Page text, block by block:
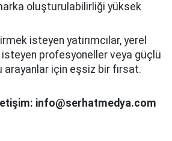
oluşturulabilirliği yüksek
isteyen yatırımcılar, yerel
isteyen profesyoneller veya güçlü
için eşsiz bir fırsat.
info@serhatmedya.com